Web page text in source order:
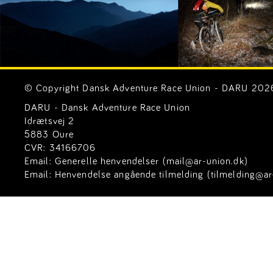
© Copyright Dansk Adventure Race Union - DARU
DARU - Dansk Adventure Race Union
Idrætsvej 2
5883 Oure
CVR: 34166706
Email: Generelle henvendelser (mail@ar-union.dk)
Email: Henvendelse angående tilmelding